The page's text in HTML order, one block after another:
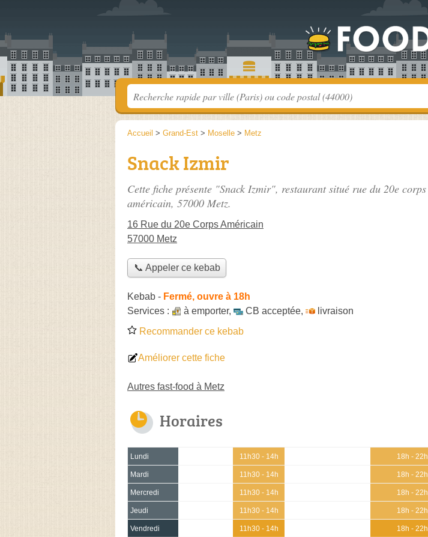
Accueil > Grand-Est > Moselle > Metz
Snack Izmir
Cette fiche présente "Snack Izmir", restaurant situé rue du 20e corps
américain, 57000 Metz.
16 Rue du 20e Corps Américain
57000 Metz
📞 Appeler ce kebab
Kebab - Fermé, ouvre à 18h
Services :
à emporter, CB acceptée,
livraison
Recommander ce kebab
Améliorer cette fiche
Autres fast-food à Metz
Horaires
Lundi 11h30 - 14h 18h - 22h
Mardi 11h30 - 14h 18h - 22h
Mercredi 11h30 - 14h 18h - 22h
Jeudi 11h30 - 14h 18h - 22h
Vendredi 11h30 - 14h 18h - 22h